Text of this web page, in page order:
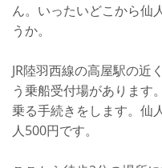
ん。いったいどこから仙
うか。
JR陸羽西線の高屋駅の近
う乗船受付場があります
乗る手続きをします。仙
人500円です。